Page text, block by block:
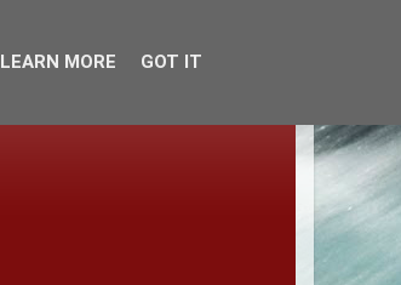
LEARN MORE GOT IT